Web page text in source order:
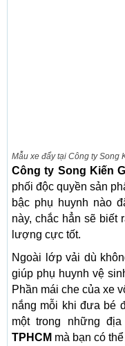
Mẫu xe đẩy tại Công ty Song
Công ty Song Kiến
phối độc quyền sản
bậc phụ huynh nào
này, chắc hẳn sẽ biết
lượng cực tốt.
Ngoài lớp vải dù
giúp phụ huynh vệ
Phần mái che của xe
nắng mỗi khi đưa bé
một trong những
TPHCM mà bạn có